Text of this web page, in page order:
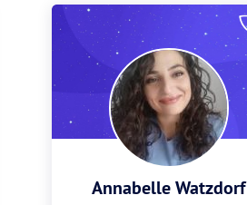
Annabelle Watzdorf